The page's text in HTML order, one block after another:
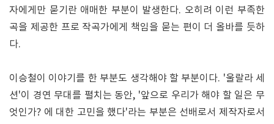
자에게만 묻기란 애매한 부분이 발생한다. 오히려 이런 부족한
곡을 제공한 프로 작곡가에게 책임을 묻는 편이 더 올바를 듯하
다.
이승철이 이야기를 한 부분도 생각해야 할 부분이다. '울랄라 세
션'이 경연 무대를 펼치는 동안, '앞으로 우리가 해야 할 일은 무
엇인가? 에 대한 고민을 했다'라는 부분은 선배로서 제작자로서